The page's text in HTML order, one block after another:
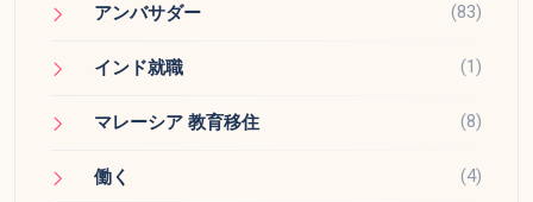
アンバサダー (83)
インド就職 (1)
マレーシア 教育移住 (8)
働く (4)